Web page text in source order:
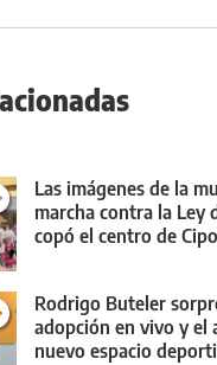
Las imágenes de la
marcha contra la Ley
copó el centro de
Rodrigo Buteler
adopción en vivo y el
nuevo espacio